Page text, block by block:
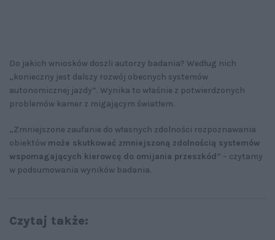
Do jakich wniosków doszli autorzy badania? Według nich
„konieczny jest dalszy rozwój obecnych systemów
autonomicznej jazdy”. Wynika to właśnie z potwierdzonych
problemów kamer z migającym światłem.
„Zmniejszone zaufanie do własnych zdolności rozpoznawania
obiektów może skutkować zmniejszoną zdolnością systemów
wspomagających kierowcę do omijania przeszkód” – czytamy
w podsumowania wyników badania.
Czytaj także: